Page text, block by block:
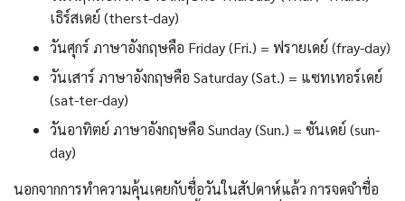
เธิร์สเดย์ (therst-day)
วันศุกร์ ภาษาอังกฤษคือ Friday (Fri.) = ฟรายเดย์ (fray-day)
วันเสาร์ ภาษาอังกฤษคือ Saturday (Sat.) = แซทเทอร์เดย์
(sat-ter-day)
วันอาทิตย์ ภาษาอังกฤษคือ Sunday (Sun.) = ซันเดย์ (sun-
day)
นอกจากการทำความคุ้นเคยกับชื่อวันในสัปดาห์แล้ว การจดจำชื่อ